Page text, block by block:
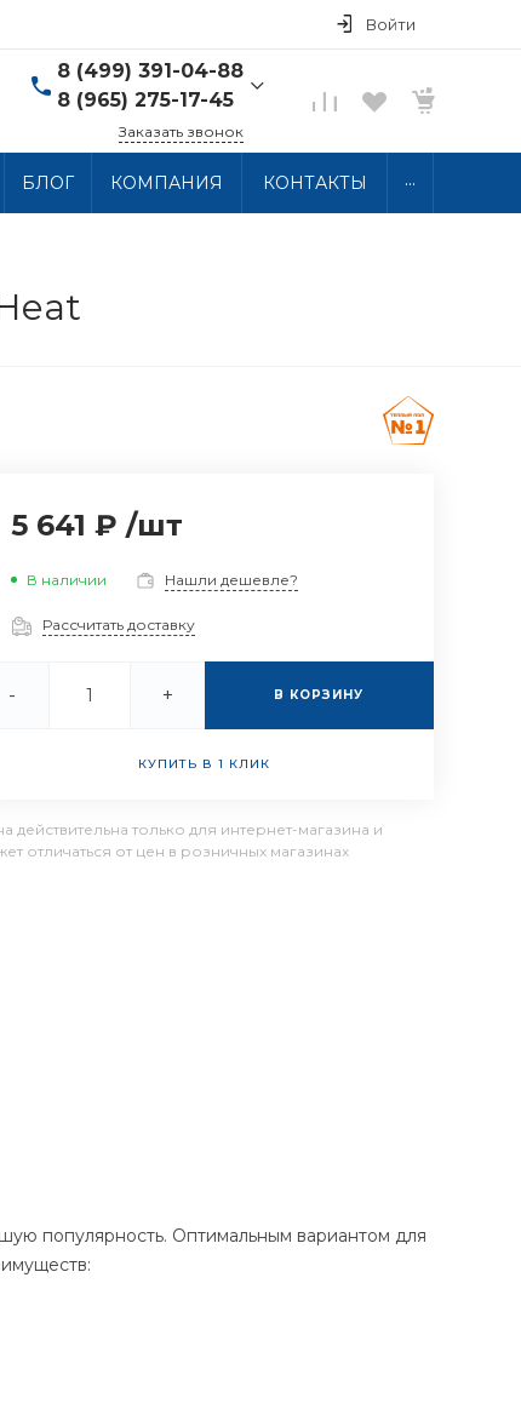
Войти
8 (499) 391-04-88
8 (965) 275-17-45
8 (499) 391-04-88
Хлобыстова 15, 2 этаж
Заказать звонок
БЛОГ КОМПАНИЯ КОНТАКТЫ ...
5 641 ₽/шт
В наличии Нашли дешевле?
Рассчитать доставку
- + В КОРЗИНУ
КУПИТЬ В 1 КЛИК
действительна только для интернет-магазина и
отличаться от цен в розничных магазинах
популярность. Оптимальным вариантом для